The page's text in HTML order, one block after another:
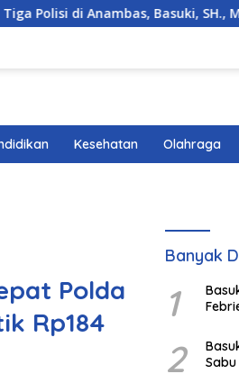
Basuki, SH., MM., MH. :
Kesehatan Olahraga
Polda
Rp184
Banyak
1
2